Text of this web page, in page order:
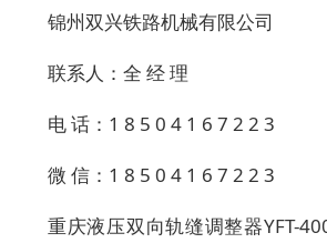
锦州双兴铁路机械有限公司
联系人：全 经 理
电 话：1 8 5 0 4 1 6 7 2 2 3
微 信：1 8 5 0 4 1 6 7 2 2 3
重庆液压双向轨缝调整器YFT-